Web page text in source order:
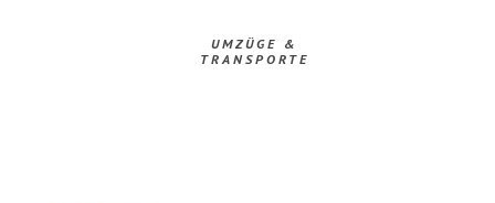
UMZÜGE &
TRANSPORTE